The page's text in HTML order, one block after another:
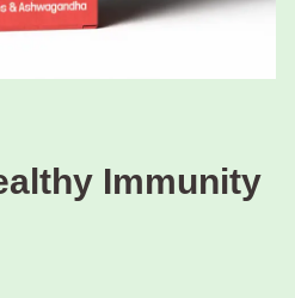
Immunity